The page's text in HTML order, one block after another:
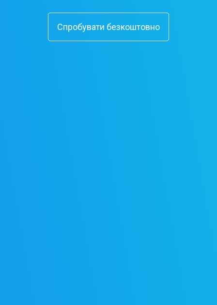
Спробувати безкоштовно
Спробувати безкоштовно
Спробувати безкоштовно